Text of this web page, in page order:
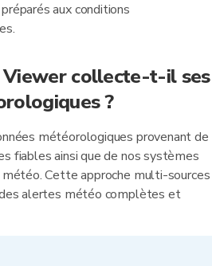
aux conditions
Viewer collecte-t-il ses
?
météorologiques provenant de
fiables ainsi que de nos systèmes
météo. Cette approche multi-sources
alertes météo complètes et